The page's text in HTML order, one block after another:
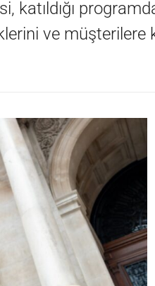
katıldığı
ve